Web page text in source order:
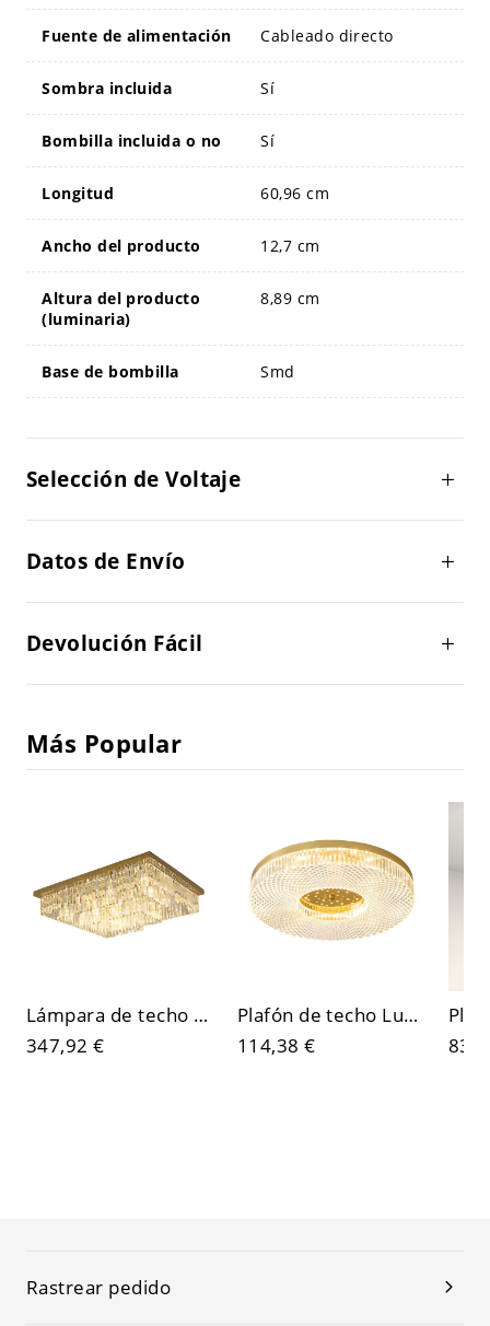
Fuente de alimentación Cableado directo
Sombra incluida Sí
Bombilla incluida o no Sí
Longitud 60,96 cm
Ancho del producto 12,7 cm
Altura del producto
(luminaria)
8,89 cm
Base de bombilla Smd
Selección de Voltaje
Datos de Envío
Devolución Fácil
Más Popular
Lámpara de techo de montaje al ras Luxe Gold Crystal, plafón cuadrado con prismas escalonados
347,92 €
Plafón de techo Luxe de cobre con pantalla acrílica facetada estrellada
114,38 €
Rastrear pedido